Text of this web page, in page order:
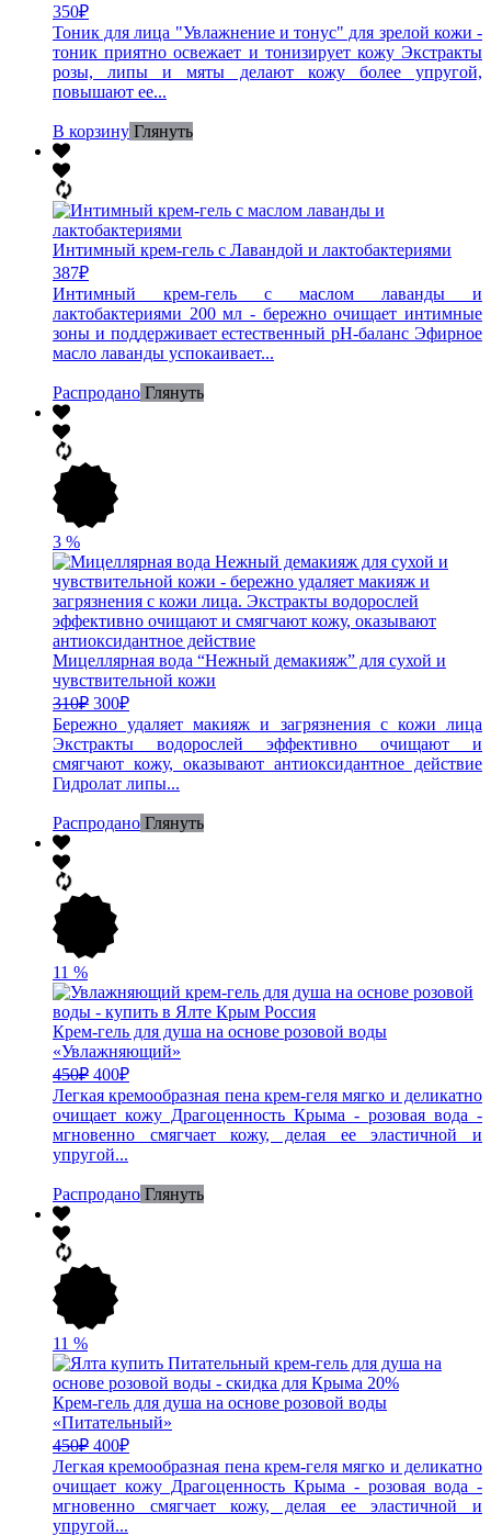
350₽
Тоник для лица "Увлажнение и тонус" для зрелой кожи -
тоник приятно освежает и тонизирует кожу Экстракты
розы, липы и мяты делают кожу более упругой,
повышают ее...
В корзину Глянуть
Интимный крем-гель с Лавандой и лактобактериями
387₽
Интимный крем-гель с маслом лаванды и
лактобактериями 200 мл - бережно очищает интимные
зоны и поддерживает естественный pH-баланс Эфирное
масло лаванды успокаивает...
Распродано Глянуть
3 %
Мицеллярная вода “Нежный демакияж” для сухой и
чувствительной кожи
310₽ 300₽
Бережно удаляет макияж и загрязнения с кожи лица
Экстракты водорослей эффективно очищают и
смягчают кожу, оказывают антиоксидантное действие
Гидролат липы...
Распродано Глянуть
11 %
Крем-гель для душа на основе розовой воды
«Увлажняющий»
450₽ 400₽
Легкая кремообразная пена крем-геля мягко и деликатно
очищает кожу Драгоценность Крыма - розовая вода -
мгновенно смягчает кожу, делая ее эластичной и
упругой...
Распродано Глянуть
11 %
Крем-гель для душа на основе розовой воды
«Питательный»
450₽ 400₽
Легкая кремообразная пена крем-геля мягко и деликатно
очищает кожу Драгоценность Крыма - розовая вода -
мгновенно смягчает кожу, делая ее эластичной и
упругой...